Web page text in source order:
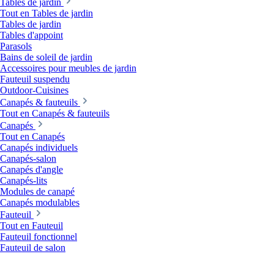
Tables de jardin
Tout en Tables de jardin
Tables de jardin
Tables d'appoint
Parasols
Bains de soleil de jardin
Accessoires pour meubles de jardin
Fauteuil suspendu
Outdoor-Cuisines
Canapés & fauteuils
Tout en Canapés & fauteuils
Canapés
Tout en Canapés
Canapés individuels
Canapés-salon
Canapés d'angle
Canapés-lits
Modules de canapé
Canapés modulables
Fauteuil
Tout en Fauteuil
Fauteuil fonctionnel
Fauteuil de salon